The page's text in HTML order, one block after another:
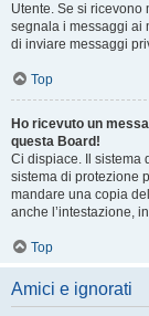
Utente. Se si
segnala i messaggi ai
di inviare messaggi
Top
Ho ricevuto un
questa Board!
Ci dispiace. Il sistema
sistema di protezione
mandare una copia
anche l’intestazione,
Top
Amici e ignorati